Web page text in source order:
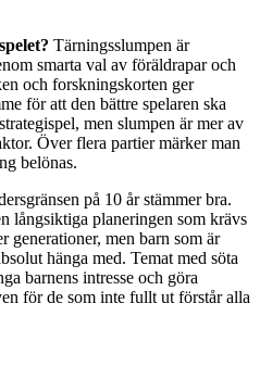
Tärningsslumpen är
smarta val av föräldrapar och
och forskningskorten ger
för att den bättre spelaren ska
men slumpen är mer av
Över flera partier märker man
belönas.
på 10 år stämmer bra.
långsiktiga planeringen som krävs
generationer, men barn som är
hänga med. Temat med söta
barnens intresse och göra
för de som inte fullt ut förstår alla